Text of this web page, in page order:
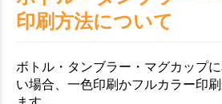
印刷方法について
ボトル・タンブラー・マグカップ
い場合、一色印刷かフルカラー印